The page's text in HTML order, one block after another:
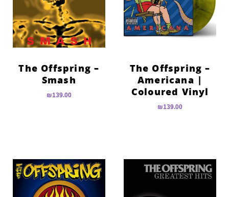
הוסף קו תחתון לקישורים
font_download סמן קישורים
The Offspring –
Americana |
Coloured Vinyl
₪139.00
The Offspring –
Smash
₪139.00